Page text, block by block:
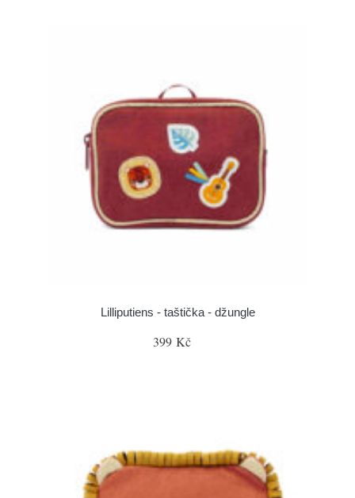
Lilliputiens - taštička - džungle
399 Kč